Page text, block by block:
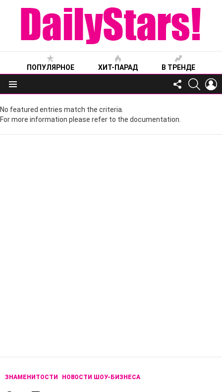
ПОПУЛЯРНОЕ ХИТ-ПАРАД В ТРЕНДЕ
Меню
FOLLOW
US
No featured entries match the criteria.
For more information please refer to the documentation.
ЗНАМЕНИТОСТИ НОВОСТИ ШОУ-БИЗНЕСА